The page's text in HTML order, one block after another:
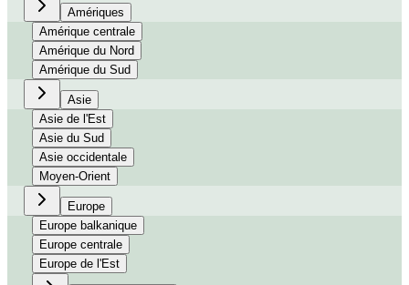
Amériques
Amérique centrale
Amérique du Nord
Amérique du Sud
Asie
Asie de l'Est
Asie du Sud
Asie occidentale
Moyen-Orient
Europe
Europe balkanique
Europe centrale
Europe de l'Est